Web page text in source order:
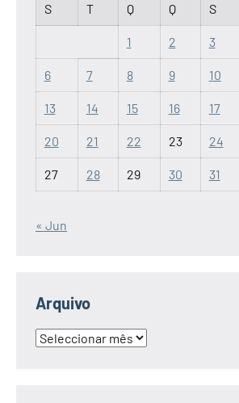
S
T Q Q S
1 2 3
6 7 8 9 10
13 14 15 16 17
20 21 22 23 24
27 28 29 30 31
« Jun
Arquivo
Arquivo